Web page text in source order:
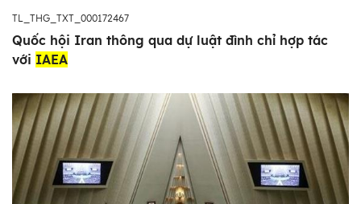
TL_THG_TXT_000172467
Quốc hội Iran thông qua dự luật đình chỉ hợp tác
với IAEA